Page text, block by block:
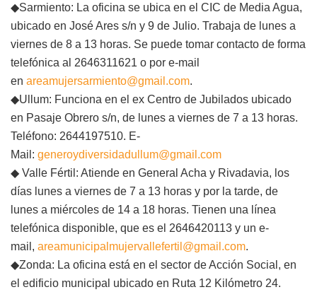
◆Sarmiento: La oficina se ubica en el CIC de Media Agua,
ubicado en José Ares s/n y 9 de Julio. Trabaja de lunes a
viernes de 8 a 13 horas. Se puede tomar contacto de forma
telefónica al 2646311621 o por e-mail
en areamujersarmiento@gmail.com.
◆Ullum: Funciona en el ex Centro de Jubilados ubicado
en Pasaje Obrero s/n, de lunes a viernes de 7 a 13 horas.
Teléfono: 2644197510. E-
Mail: generoydiversidadullum@gmail.com
◆ Valle Fértil: Atiende en General Acha y Rivadavia, los
días lunes a viernes de 7 a 13 horas y por la tarde, de
lunes a miércoles de 14 a 18 horas. Tienen una línea
telefónica disponible, que es el 2646420113 y un e-
mail, areamunicipalmujervallefertil@gmail.com.
◆Zonda: La oficina está en el sector de Acción Social, en
el edificio municipal ubicado en Ruta 12 Kilómetro 24.